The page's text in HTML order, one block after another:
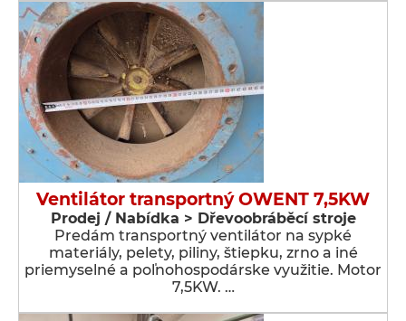
Ventilátor transportný OWENT 7,5KW
Prodej / Nabídka > Dřevoobráběcí stroje
Predám transportný ventilátor na sypké
materiály, pelety, piliny, štiepku, zrno a iné
priemyselné a poľnohospodárske využitie. Motor
7,5KW. …